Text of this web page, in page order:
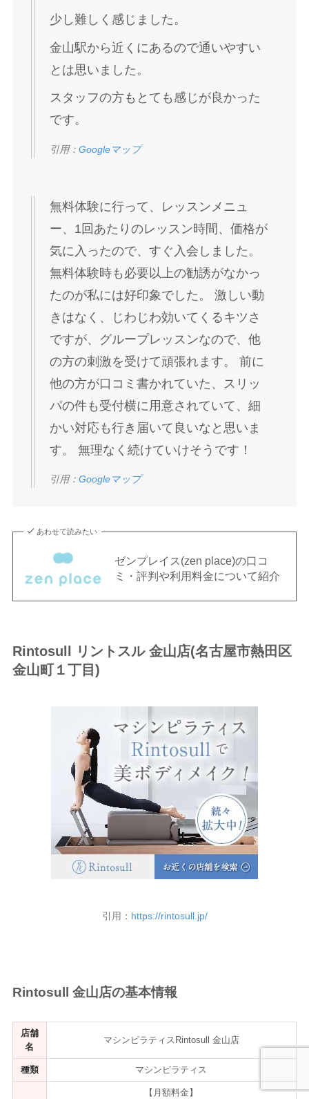
少し難しく感じました。
金山駅から近くにあるので通いやすい
とは思いました。
スタッフの方もとても感じが良かった
です。
引用： Googleマップ
無料体験に行って、レッスンメニュ
ー、1回あたりのレッスン時間、価格が
気に入ったので、すぐ入会しました。
無料体験時も必要以上の勧誘がなかっ
たのが私には好印象でした。 激しい動
きはなく、じわじわ効いてくるキツさ
ですが、グループレッスンなので、他
の方の刺激を受けて頑張れます。 前に
他の方が口コミ書かれていた、スリッ
パの件も受付横に用意されていて、細
かい対応も行き届いて良いなと思いま
す。 無理なく続けていけそうです！
引用： Googleマップ
あわせて読みたい
ゼンプレイス(zen place)の口コ
ミ・評判や利用料金について紹介
Rintosull リントスル 金山店(名古屋市熱田区
金山町１丁目)
引用： https://rintosull.jp/
Rintosull 金山店の基本情報
店舗
名
マシンピラティスRintosull 金山店
種類 マシンピラティス
【月額料金】